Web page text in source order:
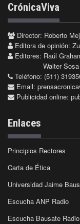
CrónicaViva
Director: Roberto
Editora de opinión:
Editores: Raúl
Walter
Teléfono: (511)
Email:
Publicidad online:
Enlaces
Principios Rectores
Carta de Ética
Universidad Jaime
Escucha ANP Radio
Escucha Bausate Radio